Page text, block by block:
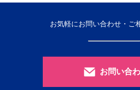
お気軽にお問い合わせ・ご
お問い合